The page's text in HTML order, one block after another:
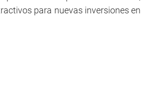
para nuevas inversiones en